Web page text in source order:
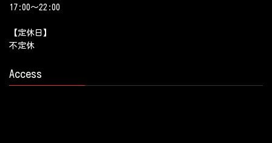
17:00～22:00
【定休日】
不定休
Access